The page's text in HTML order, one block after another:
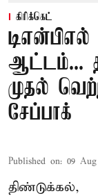
கிரிக்கெட்
ஆட்டம்...
முதல்
சேப்பாக்
Published on: 09
திண்டுக்கல்,